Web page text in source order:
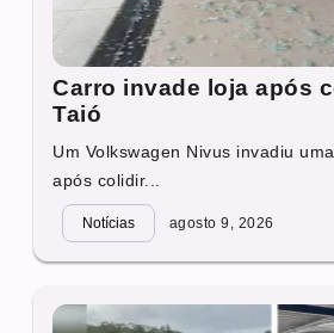
Carro invade loja após
Taió
Um Volkswagen Nivus invadiu
após colidir...
Notícias agosto 9, 2026